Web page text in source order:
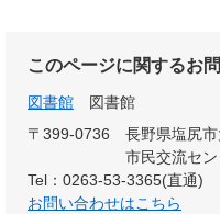
このページに関するお
図書館
図書館
〒399-0736
長野県塩尻
市民交流セ
Tel：0263-53-3365(直通)
お問い合わせはこちら